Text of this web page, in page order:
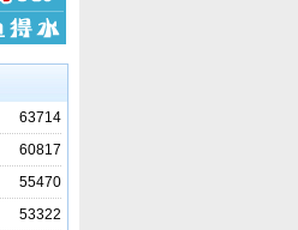
63714
60817
55470
53322